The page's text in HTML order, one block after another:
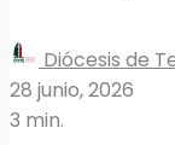
Diócesis de
28 junio, 2026
3 min.